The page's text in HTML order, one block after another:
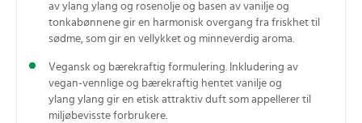
av ylang ylang og rosenolje og basen av vanilje og
tonkabønnene gir en harmonisk overgang fra friskhet til
sødme, som gir en vellykket og minneverdig aroma.
Vegansk og bærekraftig formulering. Inkludering av
vegan-vennlige og bærekraftig hentet vanilje og
ylang ylang gir en etisk attraktiv duft som appellerer til
miljøbevisste forbrukere.